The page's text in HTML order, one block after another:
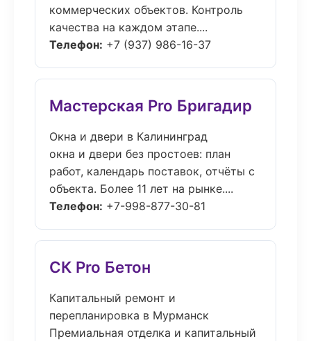
коммерческих объектов. Контроль
качества на каждом этапе....
Телефон: +7 (937) 986-16-37
Мастерская Pro Бригадир
Окна и двери в Калининград
окна и двери без простоев: план
работ, календарь поставок, отчёты с
объекта. Более 11 лет на рынке....
Телефон: +7-998-877-30-81
СК Pro Бетон
Капитальный ремонт и
перепланировка в Мурманск
Премиальная отделка и капитальный